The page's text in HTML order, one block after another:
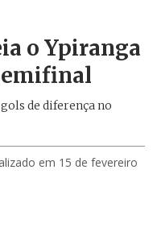
o Ypiranga
de diferença no
em 15 de fevereiro